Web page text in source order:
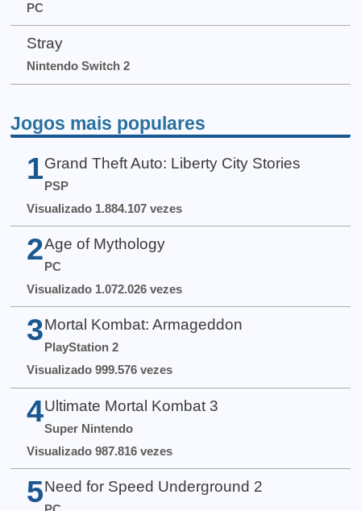
PC
Stray
Nintendo Switch 2
Jogos mais populares
1 Grand Theft Auto: Liberty City Stories
PSP
Visualizado 1.884.107 vezes
2 Age of Mythology
PC
Visualizado 1.072.026 vezes
3 Mortal Kombat: Armageddon
PlayStation 2
Visualizado 999.576 vezes
4 Ultimate Mortal Kombat 3
Super Nintendo
Visualizado 987.816 vezes
5 Need for Speed Underground 2